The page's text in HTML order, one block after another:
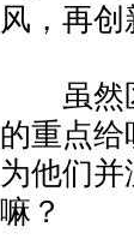
风，再创
虽然区
的重点
为他们
嘛？